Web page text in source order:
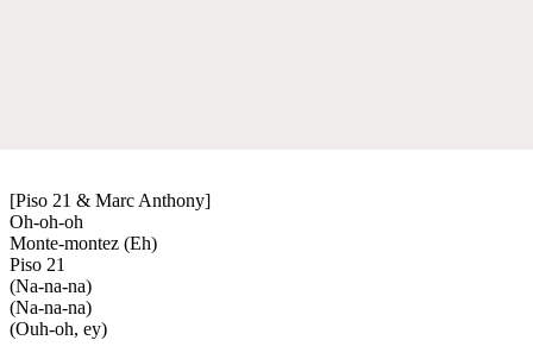
[Piso 21 & Marc Anthony]
Oh-oh-oh
Monte-montez (Eh)
Piso 21
(Na-na-na)
(Na-na-na)
(Ouh-oh, ey)